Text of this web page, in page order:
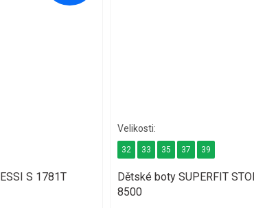
S 1781T
Dětské boty SUPERFIT
8500
32 33 35 37 39